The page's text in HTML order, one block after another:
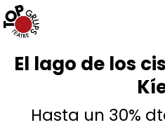
El lago de los
Hasta un 30%